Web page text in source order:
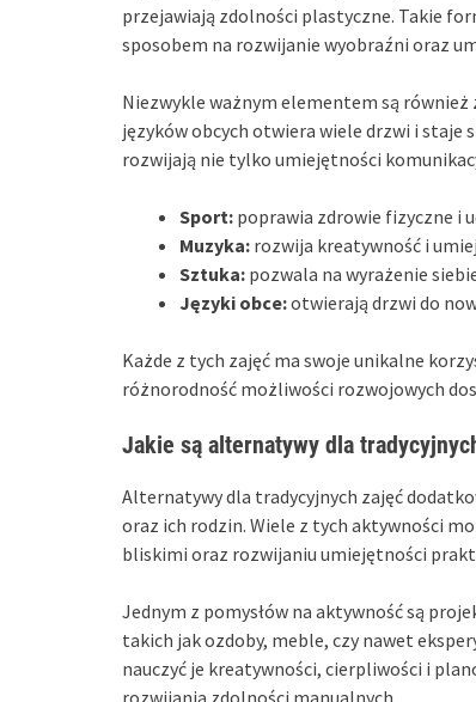
przejawiają zdolności plastyczne. Takie
sposobem na rozwijanie wyobraźni oraz
Niezwykle ważnym elementem są
języków obcych otwiera wiele drzwi i staje
rozwijają nie tylko umiejętności
Sport: poprawia zdrowie fizyczne i
Muzyka: rozwija kreatywność i
Sztuka: pozwala na wyrażenie
Języki obce:otwierają drzwi do
Każde z tych zajęć ma swoje unikalne
różnorodność możliwości rozwojowych
Jakie są alternatywy dla
Alternatywy dla tradycyjnych zajęć
oraz ich rodzin. Wiele z tych aktywności
bliskimi oraz rozwijaniu umiejętności
Jednym z pomysłów na aktywność są
takich jak ozdoby, meble, czy nawet
nauczyć je kreatywności, cierpliwości i
rozwijania zdolności manualnych.